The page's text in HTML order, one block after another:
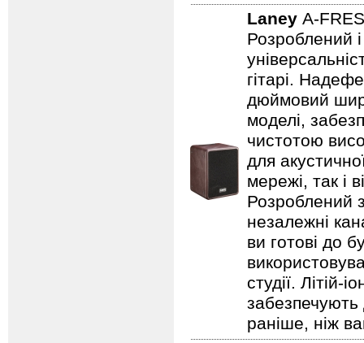
Laney A-
Розроблений
гітарі.
дюймовий
моделі,
чистотою
для
мережі, так і
Розроблений
незалежні
ви готові до
студії. Літій-
забезпечують
раніше, ніж